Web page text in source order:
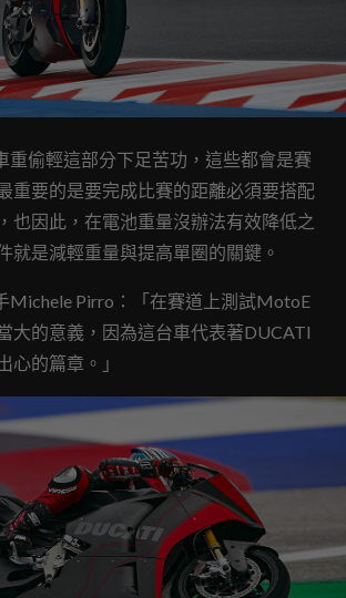
重偷輕這部分下足苦功，這些都會是賽
重要的是要完成比賽的距離必須要搭配
也因此，在電池重量沒辦法有效降低之
就是減輕重量與提高單圈的關鍵。
Michele Pirro：「在賽道上測試MotoE
大的意義，因為這台車代表著DUCATI
心的篇章。」